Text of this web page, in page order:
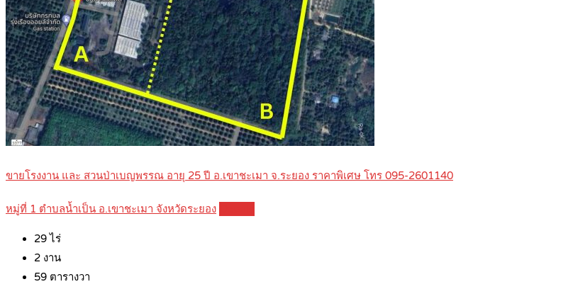
ขายโรงงาน และ สวนป่าเบญพรรณ อายุ 25 ปี อ.เขาชะเมา จ.ระยอง ราคาพิเศษ โทร 095-2601140
หมู่ที่ 1 ตำบลน้ำเป็น อ.เขาชะเมา จังหวัดระยอง
29ไร่
2 งาน
59 ตารางวา